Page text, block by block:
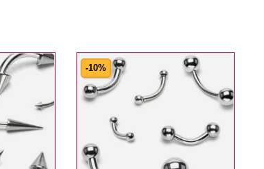
-10%